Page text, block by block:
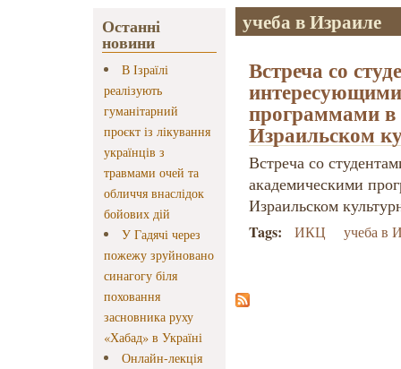
Останні
новини
В Ізраїлі
реалізують
гуманітарний
проєкт із лікування
українців з
травмами очей та
обличчя внаслідок
бойових дій
У Гадячі через
пожежу зруйновано
синагогу біля
поховання
засновника руху
«Хабад» в Україні
Онлайн-лекція
учеба в Израиле
Встреча со
программами
Израильском
Встреча со
академическими
Израильском
Tags: ИКЦ учеба в